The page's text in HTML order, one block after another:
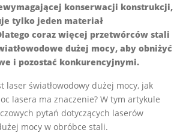
konserwacji konstrukcji,
tylko jeden materiał
coraz więcej przetwórców stali
dużej mocy, aby obniżyć
i pozostać konkurencyjnymi.
laser światłowodowy dużej mocy, jak
lasera ma znaczenie? W tym artykule
pytań dotyczących laserów
mocy w obróbce stali.